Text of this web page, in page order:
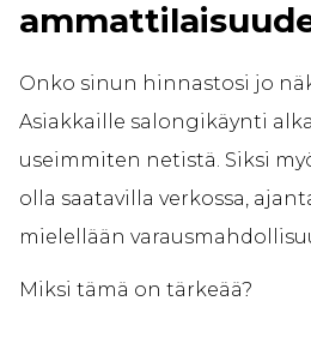
Onko sinun hinnastosi jo
Asiakkaille salongikäynti
useimmiten netistä. Siksi
olla saatavilla verkossa,
mielellään
Miksi tämä on tärkeää?